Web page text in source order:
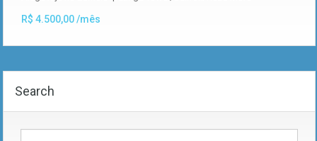
R$ 4.500,00 /mês
Search